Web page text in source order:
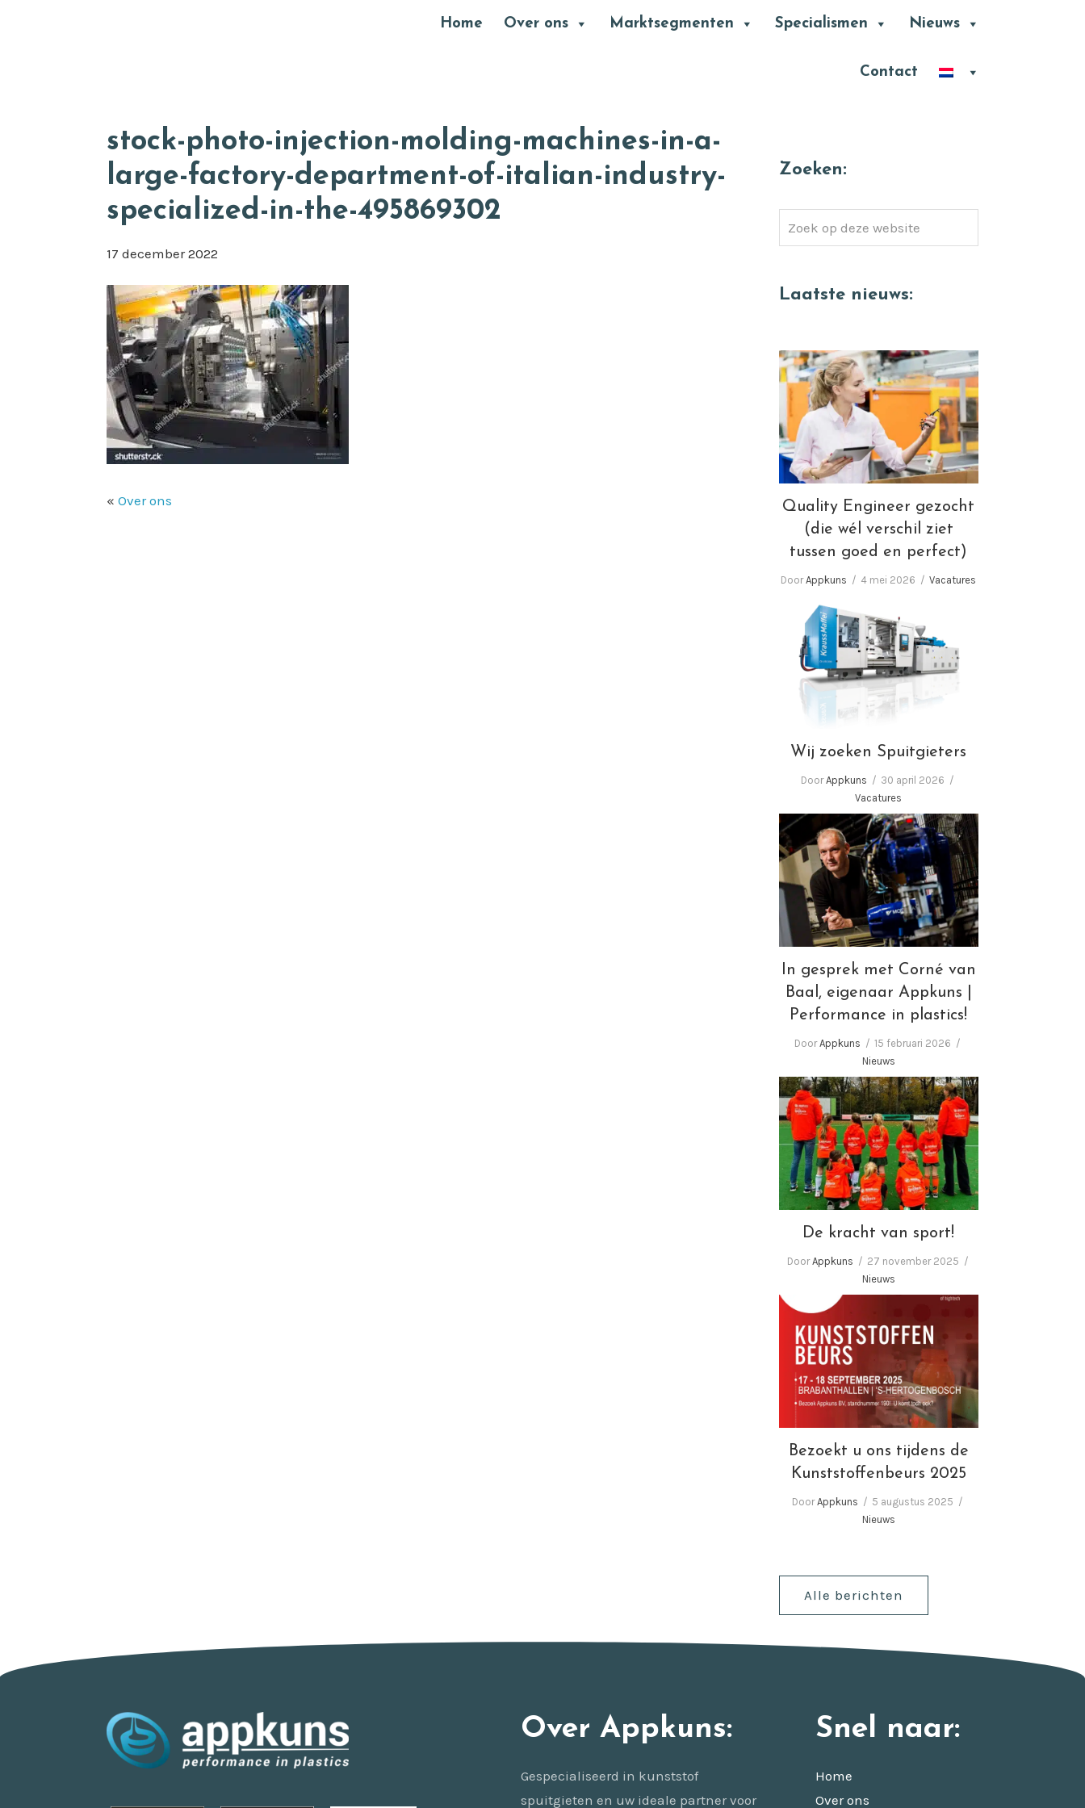
Header
Home Over ons Marktsegmenten Specialismen Nieuws
Contact
stock-photo-injection-molding-machines-in-a-
large-factory-department-of-italian-industry-
specialized-in-the-495869302
17 december 2022
« Over ons
Zoeken:
Zoek
op
website
Laatste nieuws:
Quality Engineer gezocht
(die wél verschil ziet tussen
goed en perfect)
Quality Engineer gezocht
(die wél verschil ziet
tussen goed en perfect)
DoorAppkuns 4 mei 2026 Vacatures
Wij zoeken Spuitgieters
Wij zoeken Spuitgieters
DoorAppkuns
30 april 2026
Vacatures
In gesprek met Corné van
Baal, eigenaar Appkuns |
Performance in plastics!
In gesprek met Corné van
Baal, eigenaar Appkuns |
Performance in plastics!
DoorAppkuns
15 februari 2026
Nieuws
De kracht van sport!
De kracht van sport!
DoorAppkuns
27 november 2025
Nieuws
Bezoekt u ons tijdens de
Kunststoffenbeurs 2025
Bezoekt u ons tijdens de
Kunststoffenbeurs 2025
DoorAppkuns
5 augustus 2025
Nieuws
Alle berichten
Over Appkuns:
Gespecialiseerd in kunststof
spuitgieten en uw ideale partner voor
Snel naar:
Home
Over ons